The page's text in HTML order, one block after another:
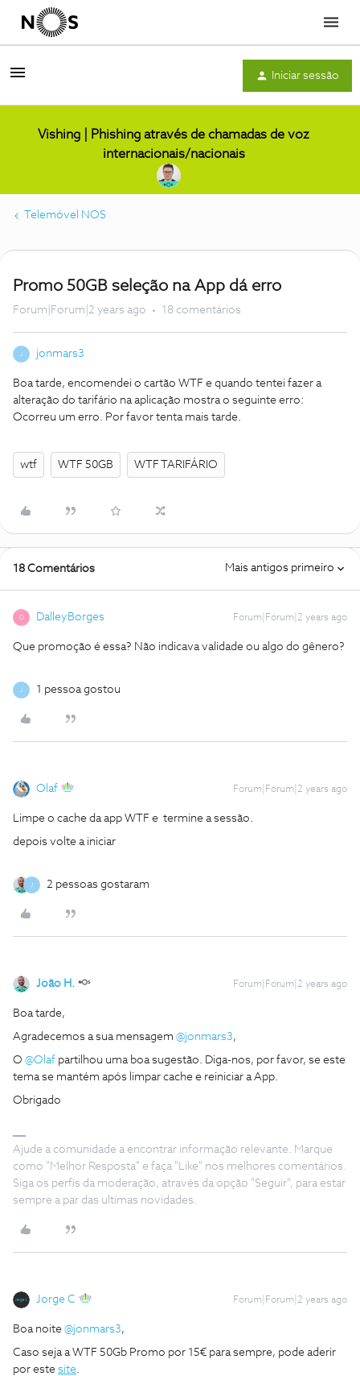
Menu
Iniciar sessão
Vishing | Phishing através de chamadas de voz
internacionais/nacionais
Telemóvel NOS
Promo 50GB seleção na App dá erro
Forum|Forum|2 years ago 18 comentários
jonmars3
Boa tarde, encomendei o cartão WTF e quando tentei fazer a
alteração do tarifário na aplicação mostra o seguinte erro:
Ocorreu um erro. Por favor tenta mais tarde.
wtf WTF 50GB WTF TARIFÁRIO
18 Comentários Mais antigos primeiro
D DalleyBorges Forum|Forum|2 years ago
Que promoção é essa? Não indicava validade ou algo do gênero?
1 pessoa gostou
Olaf Forum|Forum|2 years ago
Limpe o cache da app WTF e termine a sessão.
depois volte a iniciar
2 pessoas gostaram
João H. Forum|Forum|2 years ago
Boa tarde,
Agradecemos a sua mensagem @jonmars3,
O @Olaf partilhou uma boa sugestão. Diga-nos, por favor, se este
tema se mantém após limpar cache e reiniciar a App.
Obrigado
Ajude a comunidade a encontrar informação relevante. Marque
como "Melhor Resposta" e faça "Like" nos melhores comentários.
Siga os perfis da moderação, através da opção "Seguir", para estar
sempre a par das ultimas novidades.
Jorge C Forum|Forum|2 years ago
Boa noite @jonmars3,
Caso seja a WTF 50Gb Promo por 15€ para sempre, pode aderir
por este site.